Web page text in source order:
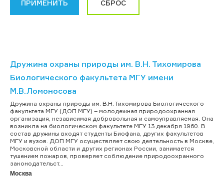
Дружина охраны природы им. В.Н. Тихомирова
Биологического факультета МГУ имени
М.В.Ломоносова
Дружина охраны природы им. В.Н. Тихомирова Биологического
факультета МГУ (ДОП МГУ) – молодежная природоохранная
организация, независимая добровольная и самоуправляемая. Она
возникла на биологическом факультете МГУ 13 декабря 1960. В
состав дружины входят студенты Биофака, других факультетов
МГУ и вузов. ДОП МГУ осуществляет свою деятельность в Москве,
Московской области и других регионах России, занимается
тушением пожаров, проверяет соблюдение природоохранного
законодательст...
Москва